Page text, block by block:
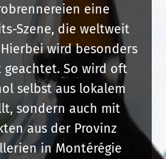
eine
Szene, die weltweit
wird besonders
So wird oft
selbst aus lokalem
sondern auch mit
aus der Provinz
in Montérégie